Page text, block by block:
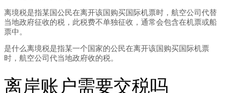
离境税是指某国公民在离开该国购买国际机票时，航空公司代替
当地政府征收的税，此税费不单独征收，通常会包含在机票或船
票中。
是什么离境税是指某一个国家的公民在离开该国购买国际机票
时，航空公司代当地政府收的税。
离岸账户需要交税吗